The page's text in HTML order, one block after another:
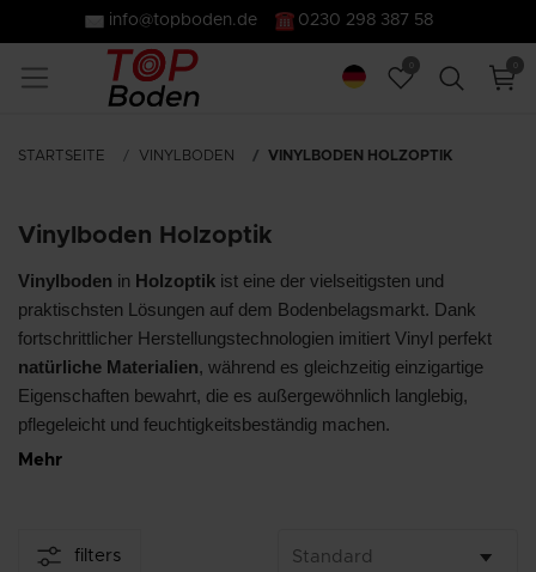
info@topboden.de 0230 298 387 58
STARTSEITE VINYLBODEN VINYLBODEN HOLZOPTIK
Vinylboden Holzoptik
Vinylboden in Holzoptik ist eine der vielseitigsten und
praktischsten Lösungen auf dem Bodenbelagsmarkt. Dank
fortschrittlicher Herstellungstechnologien imitiert Vinyl perfekt
natürliche Materialien, während es gleichzeitig einzigartige
Eigenschaften bewahrt, die es außergewöhnlich langlebig,
pflegeleicht und feuchtigkeitsbeständig machen.
Diese Lösung ist eine ideale Wahl für diejenigen, die die
Mehr
filters